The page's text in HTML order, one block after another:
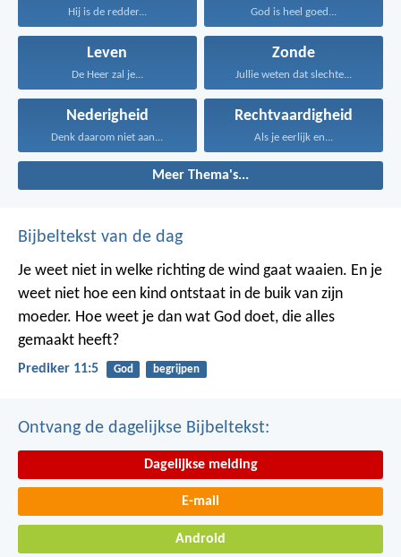
Hij is de redder... God is heel goed...
Leven
De Heer zal je...
Zonde
Jullie weten dat slechte...
Nederigheid
Denk daarom niet aan...
Rechtvaardigheid
Als je eerlijk en...
Meer Thema's...
Bijbeltekst van de dag
Je weet niet in welke richting de wind gaat waaien. En je
weet niet hoe een kind ontstaat in de buik van zijn
moeder. Hoe weet je dan wat God doet, die alles
gemaakt heeft?
Prediker 11:5 God begrijpen
Ontvang de dagelijkse Bijbeltekst:
Dagelijkse melding
E-mail
Android